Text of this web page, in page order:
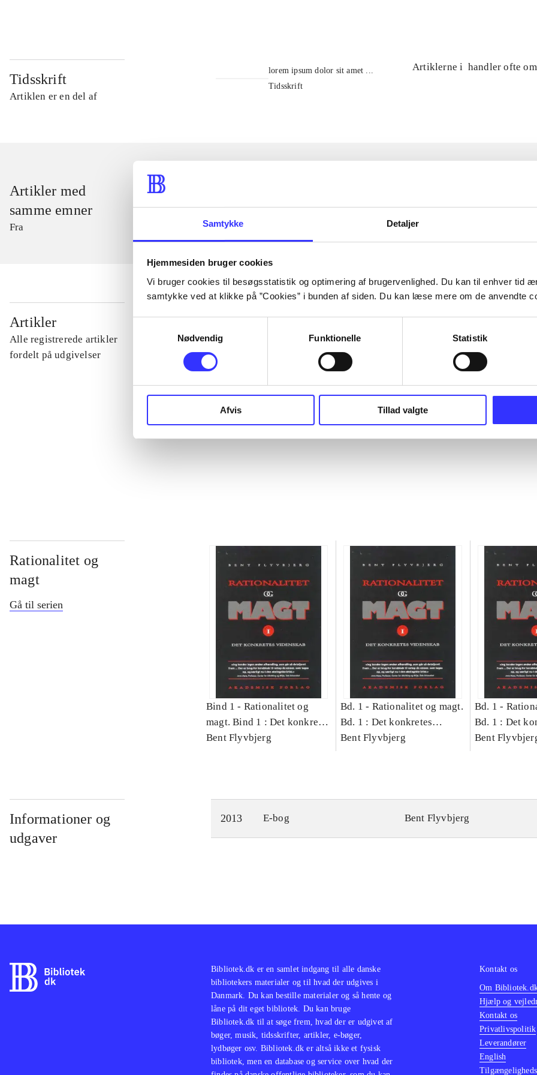
Samtykke Detaljer
Hjemmesiden bruger cookies
Vi bruger cookies til besøgsstatistik og optimering af brugervenlighed. Du kan til enhver tid
samtykke ved at klikke på ”Cookies” i bunden af siden. Du kan læse mere om de anvendte
Nødvendig
Funktionelle Statistik
Afvis Tillad valgte
Tidsskrift
Artiklen er en del af
lorem ipsum dolor sit amet ...
Tidsskrift
Artiklerne i handler ofte om
Artikler med
samme emner
Fra
Artikler
Alle registrerede artikler
fordelt på udgivelser
...
Rationalitet og
magt
Gå til serien
Bind 1 - Rationalitet og
magt. Bind 1 : Det konkretes
videnskab
Bent Flyvbjerg
Bd. 1 - Rationalitet og magt.
Bd. 1 : Det konkretes
videnskab
Bent Flyvbjerg
Bd. 1 -
Bd. 1 : Det
videnskab
Bent
Informationer og
udgaver
2013 E-bog Bent Flyvbjerg
Bibliotek.dk er en samlet indgang til alle danske
bibliotekers materialer og til hvad der udgives i
Danmark. Du kan bestille materialer og så hente og
låne på dit eget bibliotek. Du kan bruge
Bibliotek.dk til at søge frem, hvad der er udgivet af
bøger, musik, tidsskrifter, artikler, e-bøger,
lydbøger osv. Bibliotek.dk er altså ikke et fysisk
bibliotek, men en database og service over hvad der
Kontakt os
Om
Hjælp og
Kontakt os
Privatlivspolitik
Leverandører
English